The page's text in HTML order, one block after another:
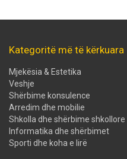
Kategoritë më të kërkuara
Mjekësia & Estetika
Veshje
Shërbime konsulence
Arredim dhe mobilie
Shkolla dhe shërbime shkollore
Informatika dhe shërbimet
Sporti dhe koha e lirë